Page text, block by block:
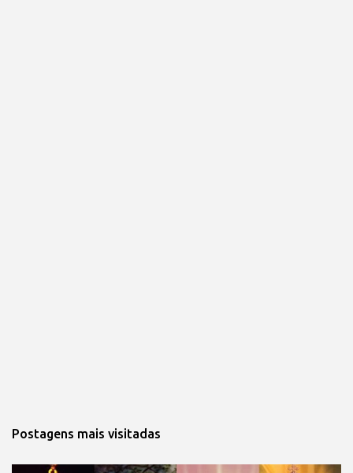
Postagens mais visitadas